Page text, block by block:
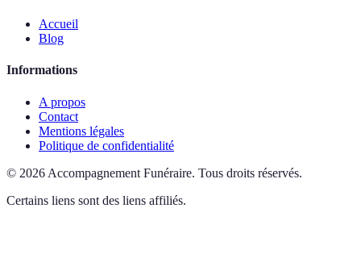
Accueil
Blog
Informations
A propos
Contact
Mentions légales
Politique de confidentialité
© 2026 Accompagnement Funéraire. Tous droits réservés.
Certains liens sont des liens affiliés.